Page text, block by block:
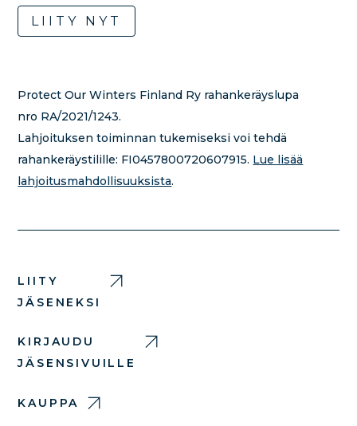
LIITY NYT
Protect Our Winters Finland Ry rahankeräyslupa
nro RA/2021/1243.
Lahjoituksen toiminnan tukemiseksi voi tehdä
rahankeräystilille: FI0457800720607915. Lue lisää
lahjoitusmahdollisuuksista.
LIITY
JÄSENEKSI
KIRJAUDU
JÄSENSIVUILLE
KAUPPA